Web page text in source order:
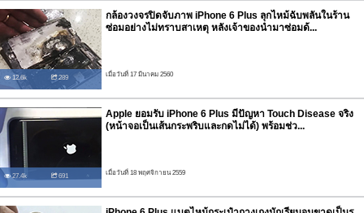
12.6k 289
กล้องวงจรปิดจับภาพ iPhone 6 Plus ลุกไหม้ฉับพลันในร้าน
ซ่อมอย่างไม่ทราบสาเหตุ หลังเจ้าของนำมาซ่อมด้...
เมื่อวันที่ 17 มีนาคม 2560
27.4k 691
Apple ยอมรับ iPhone 6 Plus มีปัญหา Touch Disease จริง
(หน้าจอเป็นเส้นกระพริบและกดไม่ได้) พร้อมช่ว...
เมื่อวันที่ 18 พฤศจิกายน 2559